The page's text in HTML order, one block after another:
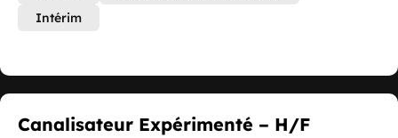
Intérim
Canalisateur Expérimenté – H/F